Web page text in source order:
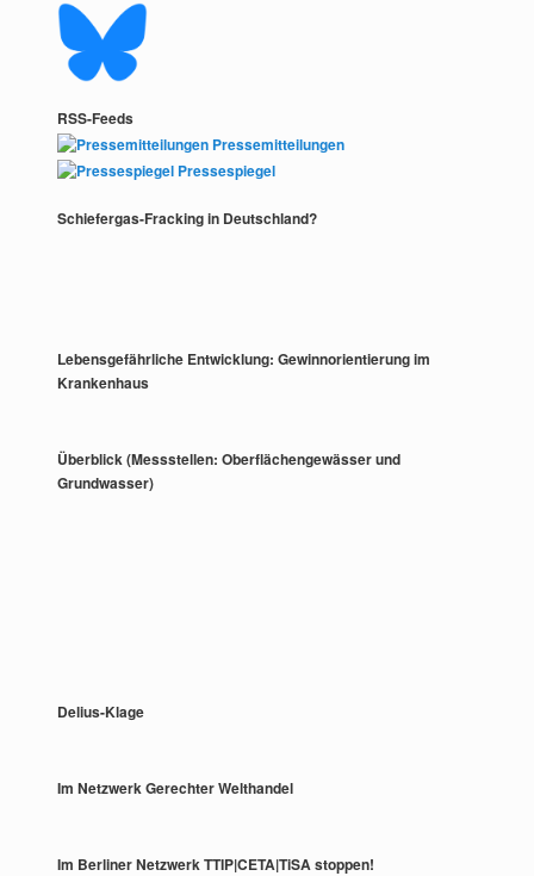
RSS-Feeds
Pressemitteilungen
Pressespiegel
Schiefergas-Fracking in Deutschland?
Lebensgefährliche Entwicklung: Gewinnorientierung im
Krankenhaus
Überblick (Messstellen: Oberflächengewässer und
Grundwasser)
Delius-Klage
Im Netzwerk Gerechter Welthandel
Im Berliner Netzwerk TTIP|CETA|TiSA stoppen!